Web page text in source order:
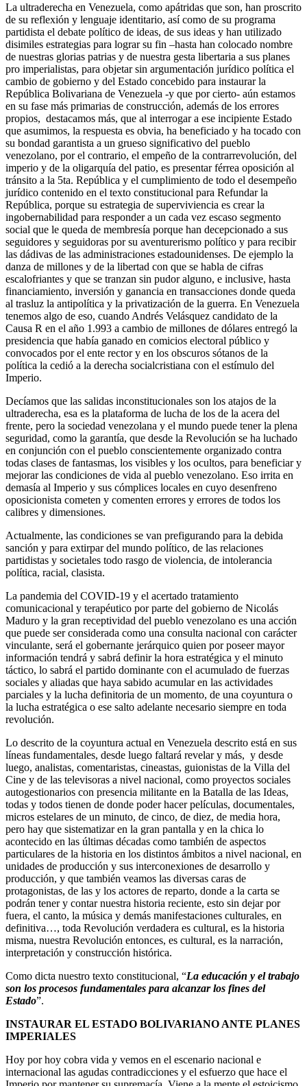
La ultraderecha en Venezuela, como apátridas que son, han proscrito
de su reflexión y lenguaje identitario, así como de su programa
partidista el debate político de ideas, de sus ideas y han utilizado
disimiles estrategias para lograr su fin –hasta han colocado nombre
de nuestras glorias patrias y de nuestra gesta libertaria a sus planes
pro imperialistas, para objetar sin argumentación jurídico política el
cambio de gobierno y del Estado concebido para instaurar la
República Bolivariana de Venezuela -y que por cierto- aún estamos
en su fase más primarias de construcción, además de los errores
propios, destacamos más, que al interrogar a ese incipiente Estado
que asumimos, la respuesta es obvia, ha beneficiado y ha tocado con
su bondad garantista a un grueso significativo del pueblo
venezolano, por el contrario, el empeño de la contrarrevolución, del
imperio y de la oligarquía del patio, es presentar férrea oposición al
tránsito a la 5ta. República y el cumplimiento de todo el desempeño
jurídico contenido en el texto constitucional para Refundar la
República, porque su estrategia de superviviencia es crear la
ingobernabilidad para responder a un cada vez escaso segmento
social que le queda de membresía porque han decepcionado a sus
seguidores y seguidoras por su aventurerismo político y para recibir
las dádivas de las administraciones estadounidenses. De ejemplo la
danza de millones y de la libertad con que se habla de cifras
escalofriantes y que se tranzan sin pudor alguno, e inclusive, hasta
financiamiento, inversión y ganancia en transacciones donde queda
al trasluz la antipolítica y la privatización de la guerra. En Venezuela
tenemos algo de eso, cuando Andrés Velásquez candidato de la
Causa R en el año 1.993 a cambio de millones de dólares entregó la
presidencia que había ganado en comicios electoral público y
convocados por el ente rector y en los obscuros sótanos de la
política la cedió a la derecha socialcristiana con el estímulo del
Imperio.
Decíamos que las salidas inconstitucionales son los atajos de la
ultraderecha, esa es la plataforma de lucha de los de la acera del
frente, pero la sociedad venezolana y el mundo puede tener la plena
seguridad, como la garantía, que desde la Revolución se ha luchado
en conjunción con el pueblo conscientemente organizado contra
todas clases de fantasmas, los visibles y los ocultos, para beneficiar y
mejorar las condiciones de vida al pueblo venezolano. Eso irrita en
demasía al Imperio y sus cómplices locales en cuyo desenfreno
oposicionista cometen y comenten errores y errores de todos los
calibres y dimensiones.
Actualmente, las condiciones se van prefigurando para la debida
sanción y para extirpar del mundo político, de las relaciones
partidistas y societales todo rasgo de violencia, de intolerancia
política, racial, clasista.
La pandemia del COVID-19 y el acertado tratamiento
comunicacional y terapéutico por parte del gobierno de Nicolás
Maduro y la gran receptividad del pueblo venezolano es una acción
que puede ser considerada como una consulta nacional con carácter
vinculante, será el gobernante jerárquico quien por poseer mayor
información tendrá y sabrá definir la hora estratégica y el minuto
táctico, lo sabrá el partido dominante con el acumulado de fuerzas
sociales y aliadas que haya sabido acumular en las actividades
parciales y la lucha definitoria de un momento, de una coyuntura o
la lucha estratégica o ese salto adelante necesario siempre en toda
revolución.
Lo descrito de la coyuntura actual en Venezuela descrito está en sus
líneas fundamentales, desde luego faltará revelar y más, y desde
luego, analistas, comentaristas, cineastas, guionistas de la Villa del
Cine y de las televisoras a nivel nacional, como proyectos sociales
autogestionarios con presencia militante en la Batalla de las Ideas,
todas y todos tienen de donde poder hacer películas, documentales,
micros estelares de un minuto, de cinco, de diez, de media hora,
pero hay que sistematizar en la gran pantalla y en la chica lo
acontecido en las últimas décadas como también de aspectos
particulares de la historia en los distintos ámbitos a nivel nacional, en
unidades de producción y sus interconexiones de desarrollo y
producción, y que también veamos las diversas caras de
protagonistas, de las y los actores de reparto, donde a la carta se
podrán tener y contar nuestra historia reciente, esto sin dejar por
fuera, el canto, la música y demás manifestaciones culturales, en
definitiva…, toda Revolución verdadera es cultural, es la historia
misma, nuestra Revolución entonces, es cultural, es la narración,
interpretación y construcción histórica.
Como dicta nuestro texto constitucional, “La educación y el trabajo
son los procesos fundamentales para alcanzar los fines del
Estado”.
INSTAURAR EL ESTADO BOLIVARIANO ANTE PLANES
IMPERIALES
Hoy por hoy cobra vida y vemos en el escenario nacional e
internacional las agudas contradicciones y el esfuerzo que hace el